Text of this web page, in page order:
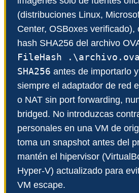
(distribuciones Linux,
Center, OSBoxes verificado),
hash SHA256 del archivo
FileHash
SHA256 antes de importarlo
siempre el adaptador de red
o NAT sin port forwarding,
bridged. No introduzcas
personales en una VM de
toma un snapshot antes del
mantén el hipervisor
Hyper-V) actualizado para
VM escape.